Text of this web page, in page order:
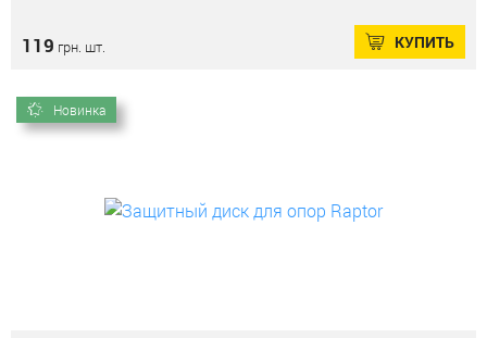
119 грн. шт. КУПИТЬ
Новинка